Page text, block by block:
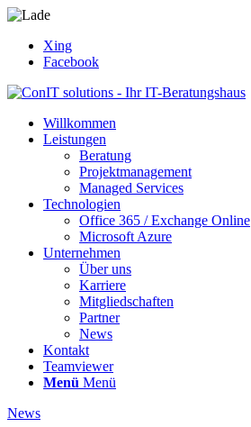
Xing
Facebook
Willkommen
Leistungen
Beratung
Projektmanagement
Managed Services
Technologien
Office 365 / Exchange Online
Microsoft Azure
Unternehmen
Über uns
Karriere
Mitgliedschaften
Partner
News
Kontakt
Teamviewer
Menü Menü
News